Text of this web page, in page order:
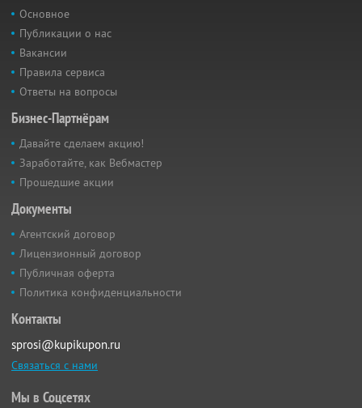
Основное
Публикации о нас
Вакансии
Правила сервиса
Ответы на вопросы
Бизнес-Партнёрам
Давайте сделаем акцию!
Заработайте, как Вебмастер
Прошедшие акции
Документы
Агентский договор
Лицензионный договор
Публичная оферта
Политика конфиденциальности
Контакты
sprosi@kupikupon.ru
Связаться с нами
Мы в Соцсетях